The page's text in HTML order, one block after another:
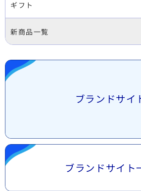
ギフト
新商品一覧
ブランドサイ
ブランドサイト